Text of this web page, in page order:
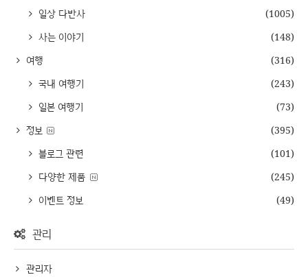
일상 다반사
(1005)
사는 이야기
(148)
여행
(316)
국내 여행기
(243)
일본 여행기
(73)
정보
(395)
블로그 관련
(101)
다양한 제품
(245)
이벤트 정보
(49)
관리
관리자